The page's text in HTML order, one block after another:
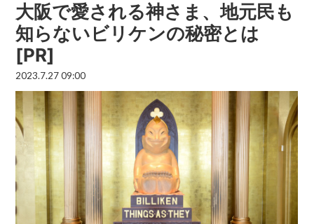
大阪で愛される神さま、地元民も
知らないビリケンの秘密とは
[PR]
2023.7.27 09:00